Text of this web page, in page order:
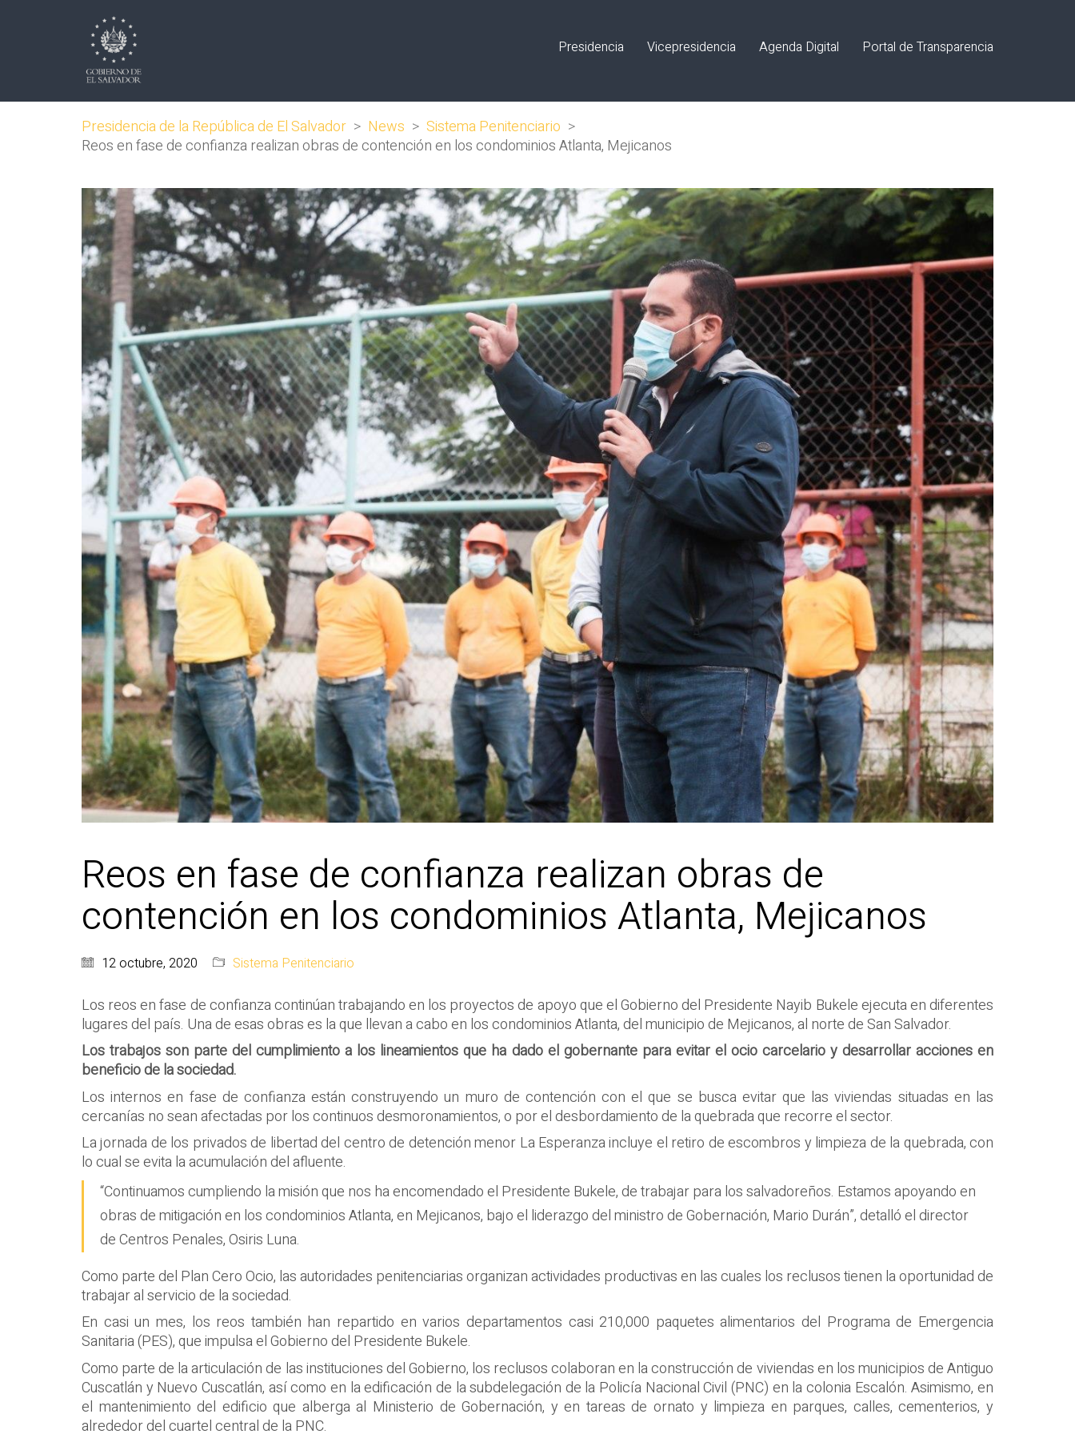
Presidencia Vicepresidencia Agenda Digital Portal de Transparencia
Presidencia de la República de El Salvador > News > Sistema Penitenciario >
Reos en fase de confianza realizan obras de contención en los condominios Atlanta, Mejicanos
Reos en fase de confianza realizan obras de
contención en los condominios Atlanta, Mejicanos
12 octubre, 2020 Sistema Penitenciario
Los reos en fase de confianza continúan trabajando en los proyectos de apoyo que el Gobierno del Presidente Nayib Bukele ejecuta en diferentes
lugares del país. Una de esas obras es la que llevan a cabo en los condominios Atlanta, del municipio de Mejicanos, al norte de San Salvador.
Los trabajos son parte del cumplimiento a los lineamientos que ha dado el gobernante para evitar el ocio carcelario y desarrollar acciones en
beneficio de la sociedad.
Los internos en fase de confianza están construyendo un muro de contención con el que se busca evitar que las viviendas situadas en las
cercanías no sean afectadas por los continuos desmoronamientos, o por el desbordamiento de la quebrada que recorre el sector.
La jornada de los privados de libertad del centro de detención menor La Esperanza incluye el retiro de escombros y limpieza de la quebrada, con
lo cual se evita la acumulación del afluente.
“Continuamos cumpliendo la misión que nos ha encomendado el Presidente Bukele, de trabajar para los salvadoreños. Estamos apoyando en
obras de mitigación en los condominios Atlanta, en Mejicanos, bajo el liderazgo del ministro de Gobernación, Mario Durán”, detalló el director
de Centros Penales, Osiris Luna.
Como parte del Plan Cero Ocio, las autoridades penitenciarias organizan actividades productivas en las cuales los reclusos tienen la oportunidad de
trabajar al servicio de la sociedad.
En casi un mes, los reos también han repartido en varios departamentos casi 210,000 paquetes alimentarios del Programa de Emergencia
Sanitaria (PES), que impulsa el Gobierno del Presidente Bukele.
Como parte de la articulación de las instituciones del Gobierno, los reclusos colaboran en la construcción de viviendas en los municipios de Antiguo
Cuscatlán y Nuevo Cuscatlán, así como en la edificación de la subdelegación de la Policía Nacional Civil (PNC) en la colonia Escalón. Asimismo, en
el mantenimiento del edificio que alberga al Ministerio de Gobernación, y en tareas de ornato y limpieza en parques, calles, cementerios, y
alrededor del cuartel central de la PNC.